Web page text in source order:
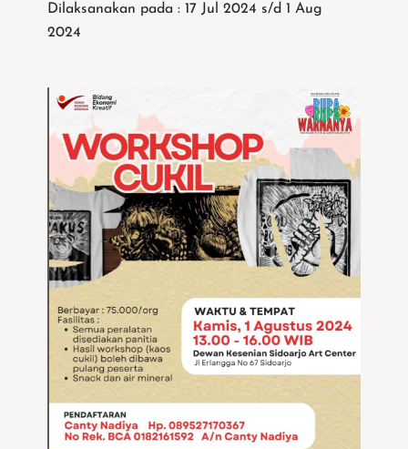
Dilaksanakan pada : 17 Jul 2024 s/d 1 Aug
2024